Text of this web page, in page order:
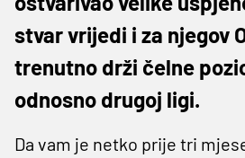
stvar vrijedi i za njegov
trenutno drži čelne
odnosno drugoj ligi.
Da vam je netko prije tri